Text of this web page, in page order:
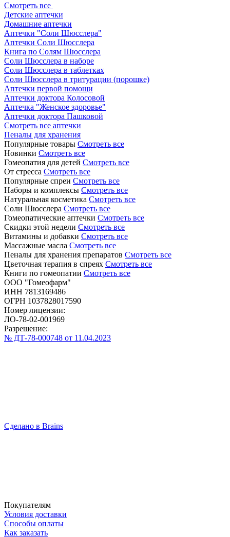
Смотреть все
Детские аптечки
Домашние аптечки
Аптечки "Соли Шюсслера"
Аптечки Соли Шюсслера
Книга по Солям Шюсслера
Соли Шюсслера в наборе
Соли Шюсслера в таблетках
Соли Шюсслера в тритурации (порошке)
Аптечки первой помощи
Аптечки доктора Колосовой
Аптечка "Женское здоровье"
Аптечки доктора Пашковой
Смотреть все аптечки
Пеналы для хранения
Популярные товары Смотреть все
Новинки Смотреть все
Гомеопатия для детей Смотреть все
От стресса Смотреть все
Популярные спреи Смотреть все
Наборы и комплексы Смотреть все
Натуральная косметика Смотреть все
Соли Шюсслера Смотреть все
Гомеопатические аптечки Смотреть все
Скидки этой недели Смотреть все
Витамины и добавки Смотреть все
Массажные масла Смотреть все
Пеналы для хранения препаратов Смотреть все
Цветочная терапия в спреях Смотреть все
Книги по гомеопатии Смотреть все
ООО "Гомеофарм"
ИНН 7813169486
ОГРН 1037828017590
Номер лицензии:
ЛО-78-02-001969
Разрешение:
№ ДТ-78-000748 от 11.04.2023
Сделано в Brains
Покупателям
Условия доставки
Способы оплаты
Как заказать